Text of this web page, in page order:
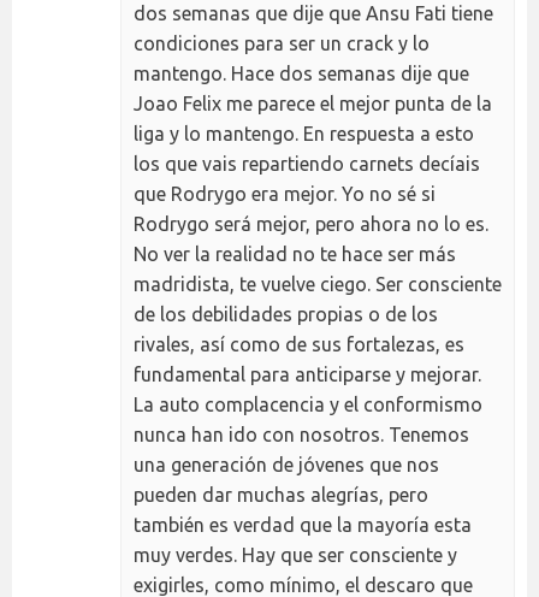
dos semanas que dije que Ansu Fati tiene
condiciones para ser un crack y lo
mantengo. Hace dos semanas dije que
Joao Felix me parece el mejor punta de la
liga y lo mantengo. En respuesta a esto
los que vais repartiendo carnets decíais
que Rodrygo era mejor. Yo no sé si
Rodrygo será mejor, pero ahora no lo es.
No ver la realidad no te hace ser más
madridista, te vuelve ciego. Ser consciente
de los debilidades propias o de los
rivales, así como de sus fortalezas, es
fundamental para anticiparse y mejorar.
La auto complacencia y el conformismo
nunca han ido con nosotros. Tenemos
una generación de jóvenes que nos
pueden dar muchas alegrías, pero
también es verdad que la mayoría esta
muy verdes. Hay que ser consciente y
exigirles, como mínimo, el descaro que